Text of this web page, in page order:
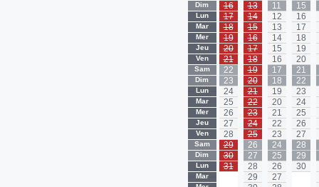
Dim
Lun
Mar
Mer
Jeu
Ven
Sam
Dim
Lun
Mar
Mer
Jeu
Ven
Sam
Dim
Lun
Mar
16
17
18
19
20
21
22
23
24
25
26
27
28
29
30
31
13
14
15
16
17
18
19
20
21
22
23
24
25
26
27
28
29
11
12
13
14
15
16
17
18
19
20
21
22
23
24
25
26
27
15
16
17
18
19
20
21
22
23
24
25
26
27
28
29
30